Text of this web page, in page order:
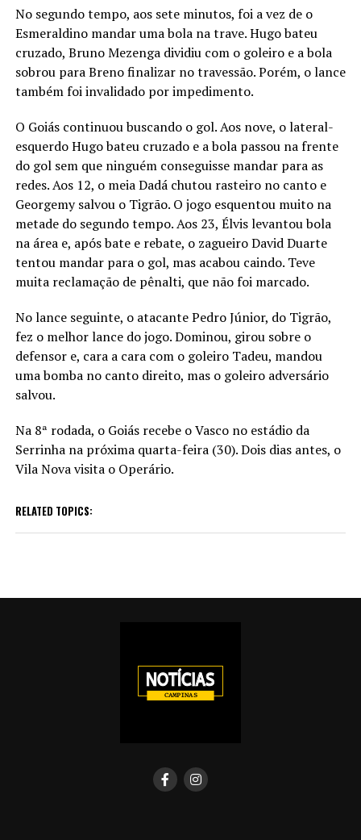
No segundo tempo, aos sete minutos, foi a vez de o
Esmeraldino mandar uma bola na trave. Hugo bateu
cruzado, Bruno Mezenga dividiu com o goleiro e a bola
sobrou para Breno finalizar no travessão. Porém, o lance
também foi invalidado por impedimento.
O Goiás continuou buscando o gol. Aos nove, o lateral-
esquerdo Hugo bateu cruzado e a bola passou na frente
do gol sem que ninguém conseguisse mandar para as
redes. Aos 12, o meia Dadá chutou rasteiro no canto e
Georgemy salvou o Tigrão. O jogo esquentou muito na
metade do segundo tempo. Aos 23, Élvis levantou bola
na área e, após bate e rebate, o zagueiro David Duarte
tentou mandar para o gol, mas acabou caindo. Teve
muita reclamação de pênalti, que não foi marcado.
No lance seguinte, o atacante Pedro Júnior, do Tigrão,
fez o melhor lance do jogo. Dominou, girou sobre o
defensor e, cara a cara com o goleiro Tadeu, mandou
uma bomba no canto direito, mas o goleiro adversário
salvou.
Na 8ª rodada, o Goiás recebe o Vasco no estádio da
Serrinha na próxima quarta-feira (30). Dois dias antes, o
Vila Nova visita o Operário.
RELATED TOPICS: